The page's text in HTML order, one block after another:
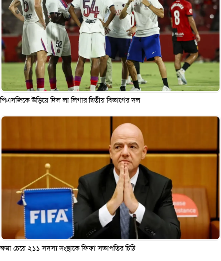
পিএসজিকে উড়িয়ে দিল লা লিগার দ্বিতীয় বিভাগের দল
ক্ষমা চেয়ে ২১১ সদস্য সংস্থাকে ফিফা সভাপতির চিঠি